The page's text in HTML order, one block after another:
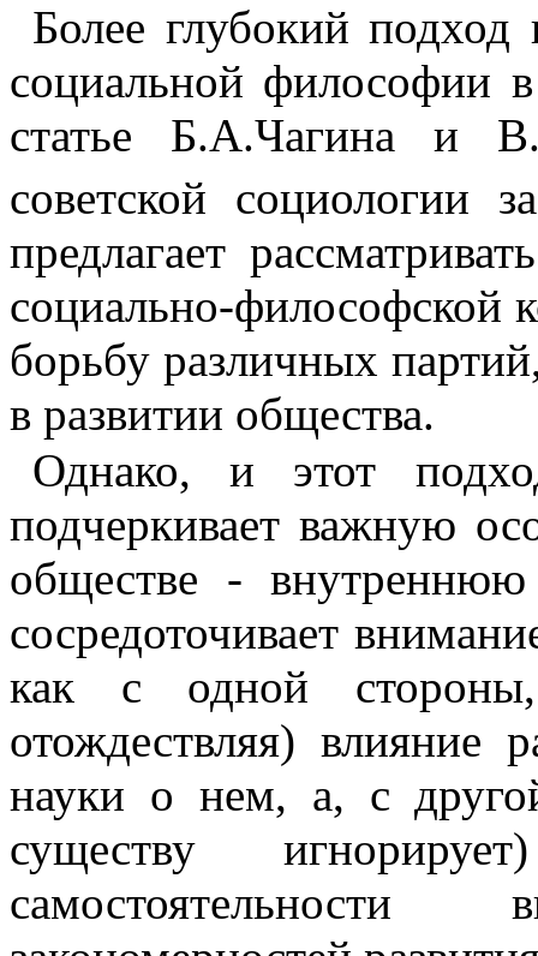
Более глубокий подход
социаль­ной философии
статье Б.А.Чагина и
советской социологии
предлагает
социально-философской
борьбу различных
в развитии общества.
Однако, и этот
подчеркивает важную
обществе - внутреннюю
сосредоточивает
как с одной стороны,
отождествляя) влияние
науки о нем, а, с
существу